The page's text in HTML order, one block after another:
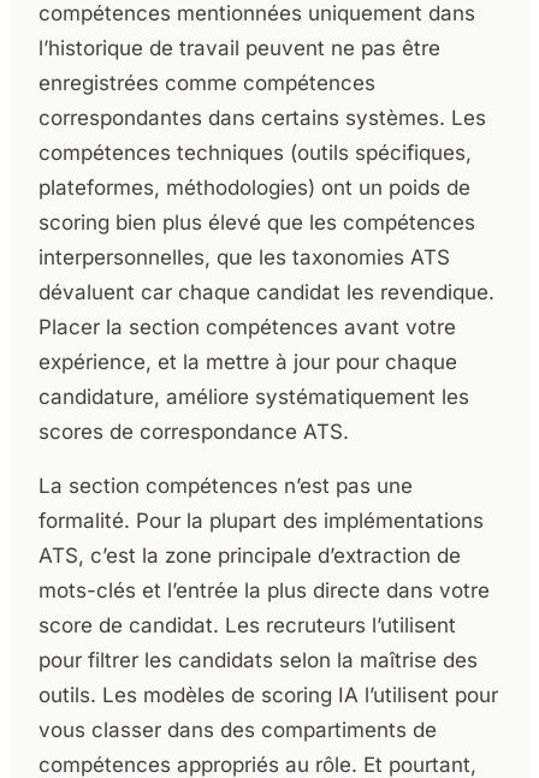
compétences mentionnées uniquement dans
l’historique de travail peuvent ne pas être
enregistrées comme compétences
correspondantes dans certains systèmes. Les
compétences techniques (outils spécifiques,
plateformes, méthodologies) ont un poids de
scoring bien plus élevé que les compétences
interpersonnelles, que les taxonomies ATS
dévaluent car chaque candidat les revendique.
Placer la section compétences avant votre
expérience, et la mettre à jour pour chaque
candidature, améliore systématiquement les
scores de correspondance ATS.
La section compétences n’est pas une
formalité. Pour la plupart des implémentations
ATS, c’est la zone principale d’extraction de
mots-clés et l’entrée la plus directe dans votre
score de candidat. Les recruteurs l’utilisent
pour filtrer les candidats selon la maîtrise des
outils. Les modèles de scoring IA l’utilisent pour
vous classer dans des compartiments de
compétences appropriés au rôle. Et pourtant,